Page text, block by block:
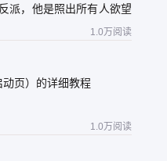
派，他是照出所有人欲望
1.0万阅读
页）的详细教程
1.0万阅读